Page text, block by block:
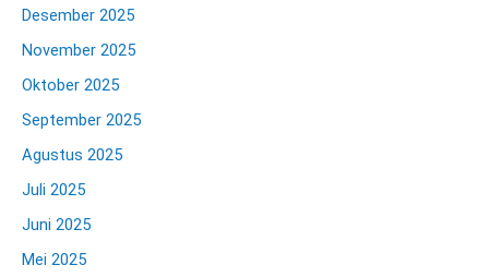
Desember 2025
November 2025
Oktober 2025
September 2025
Agustus 2025
Juli 2025
Juni 2025
Mei 2025